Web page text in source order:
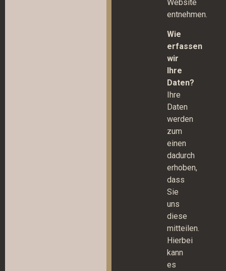
Website
entnehmen.
Wie
erfassen
wir
Ihre
Daten?
Ihre
Daten
werden
zum
einen
dadurch
erhoben,
dass
Sie
uns
diese
mitteilen.
Hierbei
kann
es